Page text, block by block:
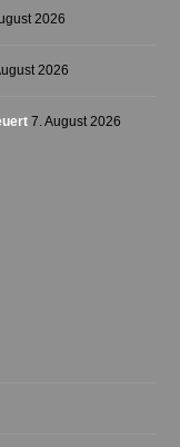
2026
2026
7. August 2026